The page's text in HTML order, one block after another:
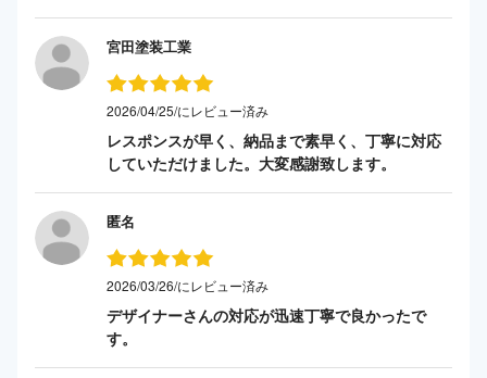
宮田塗装工業
2026/04/25/にレビュー済み
レスポンスが早く、納品まで素早く、丁寧に対応
していただけました。大変感謝致します。
匿名
2026/03/26/にレビュー済み
デザイナーさんの対応が迅速丁寧で良かったで
す。